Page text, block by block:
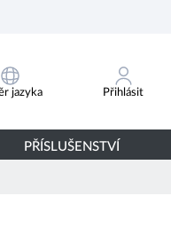
jazyka Přihlásit
PŘÍSLUŠENSTVÍ